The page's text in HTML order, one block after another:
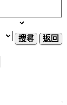
搜尋 返回